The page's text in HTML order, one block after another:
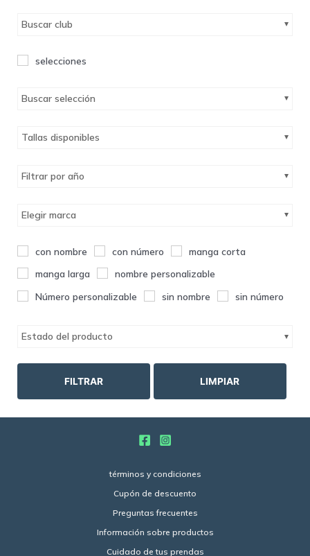
Buscar club
selecciones
Buscar selección
Tallas disponibles
Filtrar por año
Elegir marca
con nombre con número
manga corta
manga larga
nombre personalizable
Número personalizable
sin nombre sin número
Estado del producto
FILTRAR LIMPIAR
términos y condiciones
Cupón de descuento
Preguntas frecuentes
Información sobre productos
Cuidado de tus prendas